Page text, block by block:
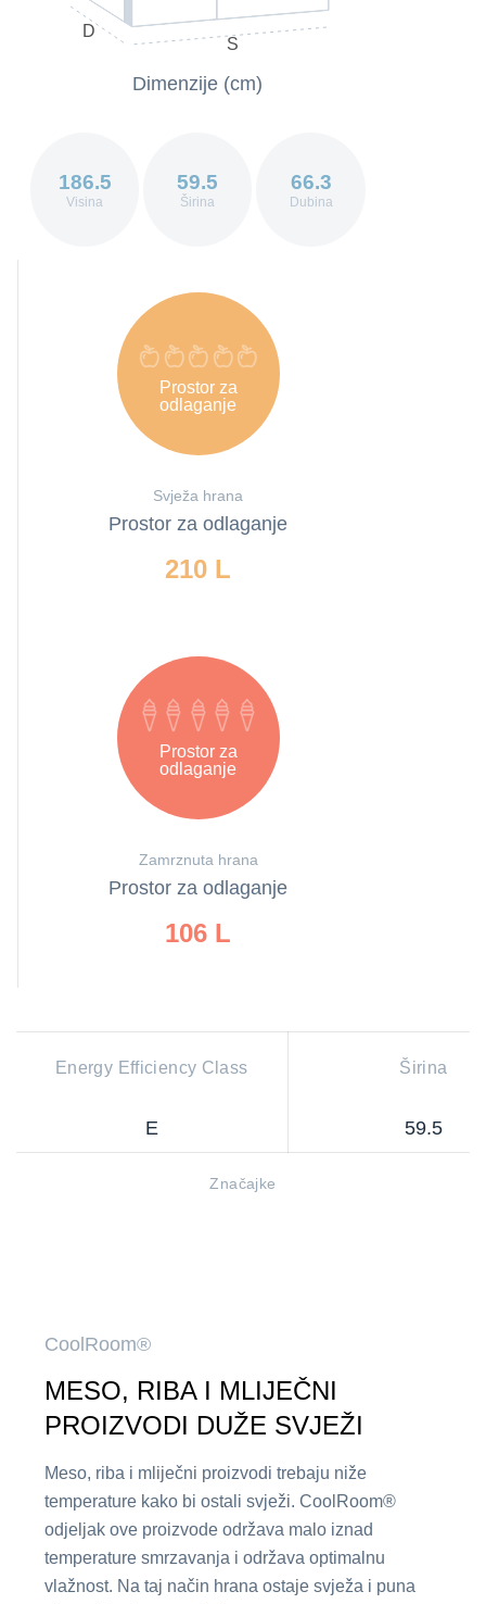
D
S
Dimenzije (cm)
186.5
Visina
59.5
Širina
66.3
Dubina
Prostor za
odlaganje
Svježa hrana
Prostor za odlaganje
210 L
Prostor za
odlaganje
Zamrznuta hrana
Prostor za odlaganje
106 L
Energy Efficiency Class
E
Širina
59.5
Značajke
CoolRoom®
MESO, RIBA I MLIJEČNI
PROIZVODI DUŽE SVJEŽI
Meso, riba i mliječni proizvodi trebaju niže
temperature kako bi ostali svježi. CoolRoom®
odjeljak ove proizvode održava malo iznad
temperature smrzavanja i održava optimalnu
vlažnost. Na taj način hrana ostaje svježa i puna